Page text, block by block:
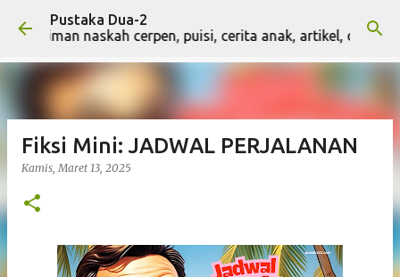
Langsung ke konten utama
Pustaka Dua-2
kiriman naskah cerpen, puisi, cerita anak, artikel, dan
Fiksi Mini: JADWAL PERJALANAN
Kamis, Maret 13, 2025